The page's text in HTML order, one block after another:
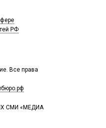
Все права
СМИ «МЕДИА
РФ